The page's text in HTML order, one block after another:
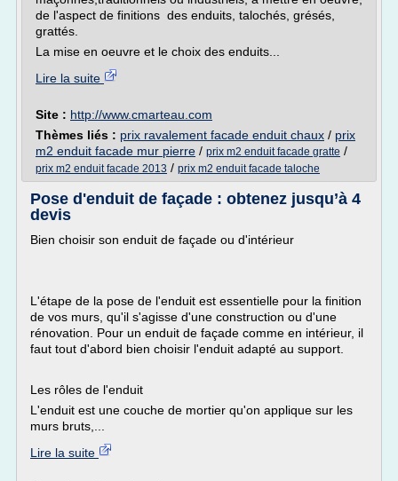
de l'aspect de finitions des enduits, talochés, grésés,
grattés.
La mise en oeuvre et le choix des enduits...
Lire la suite
Site : http://www.cmarteau.com
Thèmes liés : prix ravalement facade enduit chaux / prix
m2 enduit facade mur pierre / prix m2 enduit facade gratte /
prix m2 enduit facade 2013 / prix m2 enduit facade taloche
Pose d'enduit de façade : obtenez jusqu’à 4
devis
Bien choisir son enduit de façade ou d'intérieur
L'étape de la pose de l'enduit est essentielle pour la finition
de vos murs, qu'il s'agisse d'une construction ou d'une
rénovation. Pour un enduit de façade comme en intérieur, il
faut tout d'abord bien choisir l'enduit adapté au support.
Les rôles de l'enduit
L'enduit est une couche de mortier qu'on applique sur les
murs bruts,...
Lire la suite